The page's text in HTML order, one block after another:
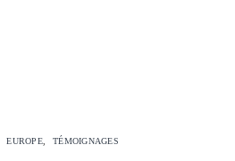
EUROPE TÉMOIGNAGES